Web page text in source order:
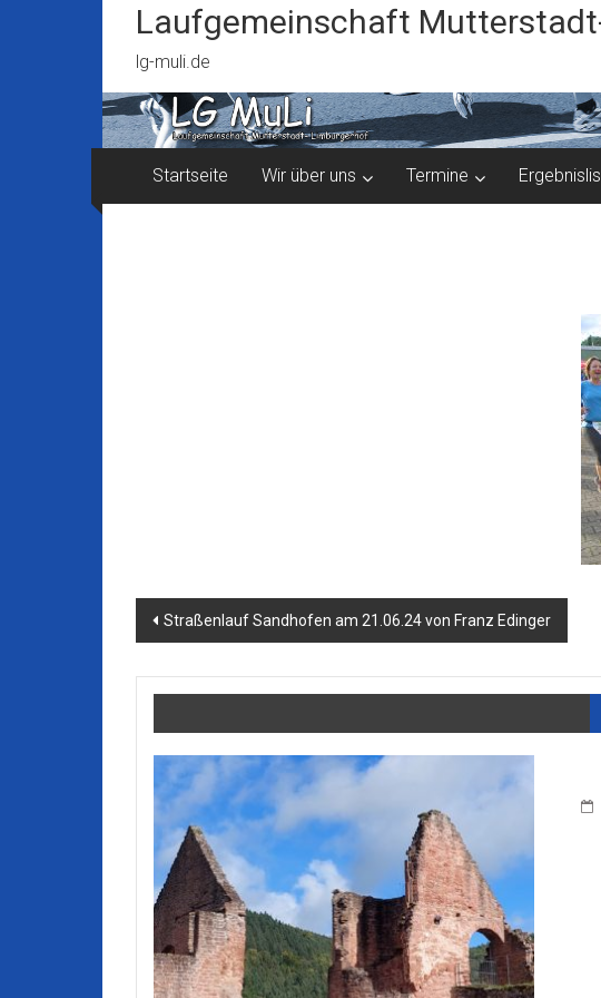
Inhalt
springen
Laufgemeinschaft
lg-muli.de
Startseite Wir über uns Termine
Beitragsnavigation
Straßenlauf Sandhofen am 21.06.24 von Franz Edinger